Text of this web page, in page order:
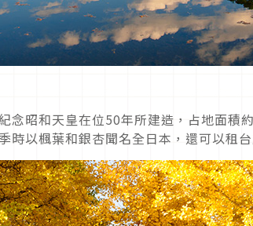
念昭和天皇在位50年所建造，占地面積
時以楓葉和銀杏聞名全日本，還可以租